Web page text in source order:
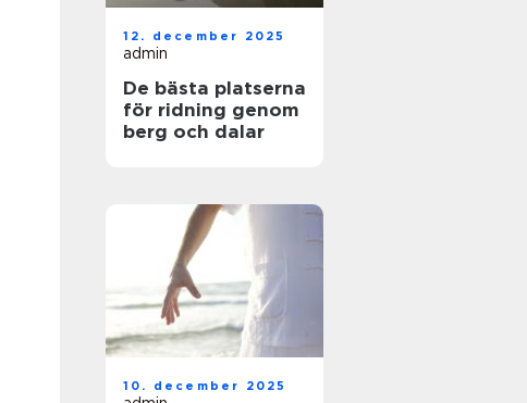
12. december 2025
admin
De bästa platserna
för ridning genom
berg och dalar
10. december 2025